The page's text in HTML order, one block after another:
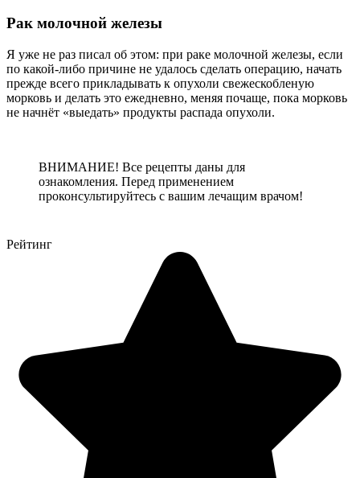
Рак молочной железы
Я уже не раз писал об этом: при раке молочной железы, если
по какой-либо причине не удалось сделать операцию, начать
прежде всего прикладывать к опухоли свежескобленую
морковь и делать это ежедневно, меняя почаще, пока морковь
не начнёт «выедать» продукты распада опухоли.
ВНИМАНИЕ! Все рецепты даны для
ознакомления. Перед применением
проконсультируйтесь с вашим лечащим врачом!
Рейтинг